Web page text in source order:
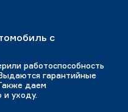
с
работоспособность
гарантийные
даем
и уходу.